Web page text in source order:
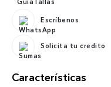
Escríbenos
Solicita tu credito
Características